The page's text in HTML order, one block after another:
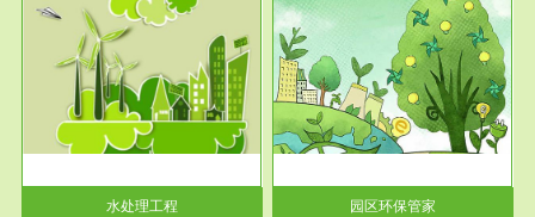
水处理工程
服务范围
园区环保管家
2016 年 4 月，环保部下发《关
于积极发挥环境保护作用促进供
给侧结...
园区环保管家